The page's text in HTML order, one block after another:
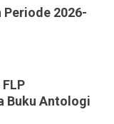
Periode 2026-
Buku Antologi